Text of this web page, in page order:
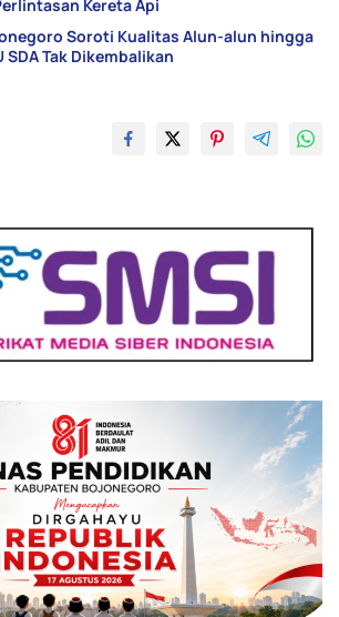
Kereta Api
Soroti Kualitas Alun-alun hingga
Tak Dikembalikan